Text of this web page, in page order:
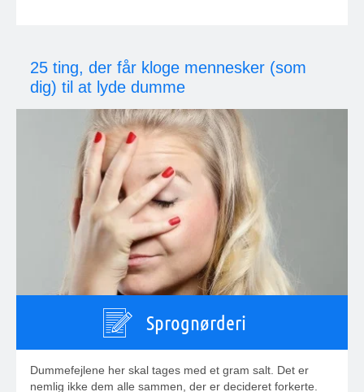
25 ting, der får kloge mennesker (som
dig) til at lyde dumme
Sprognørderi
Dummefejlene her skal tages med et gram salt. Det er
nemlig ikke dem alle sammen, der er decideret forkerte.